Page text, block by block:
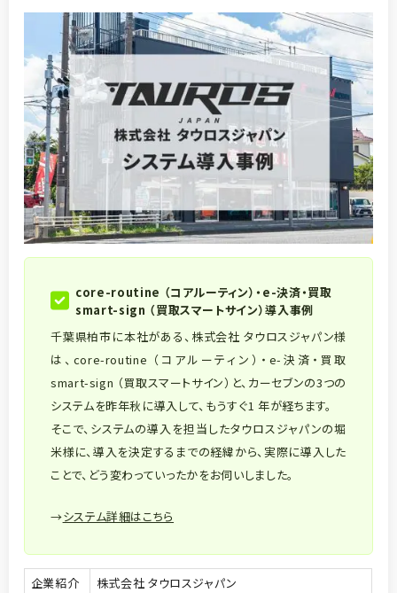
core-routine （コアルーティン）・e-決済・買取
smart-sign （買取スマートサイン）導入事例
千葉県柏市に本社がある、株式会社 タウロスジャパン様
は、core-routine （コアルーティン）・e-決済・買取
smart-sign （買取スマートサイン）と、カーセブンの3つの
システムを昨年秋に導入して、もうすぐ1 年が経ちます。
そこで、システムの導入を担当したタウロスジャパンの堀
米様に、導入を決定するまでの経緯から、実際に導入した
ことで、どう変わっていったかをお伺いしました。
→システム詳細はこちら
企業紹介
株式会社 タウロスジャパン